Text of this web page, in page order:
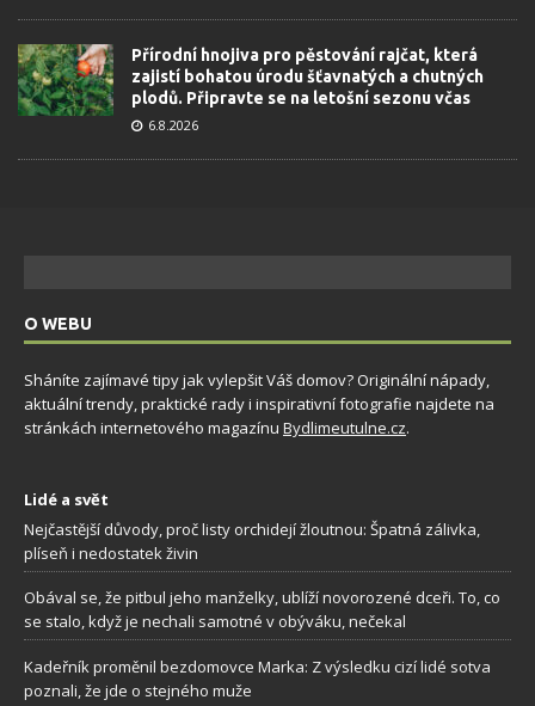
Přírodní hnojiva pro pěstování rajčat, která
zajistí bohatou úrodu šťavnatých a chutných
plodů. Připravte se na letošní sezonu včas
6.8.2026
O WEBU
Sháníte zajímavé tipy jak vylepšit Váš domov? Originální nápady,
aktuální trendy, praktické rady i inspirativní fotografie najdete na
stránkách internetového magazínu Bydlimeutulne.cz.
Lidé a svět
Nejčastější důvody, proč listy orchidejí žloutnou: Špatná zálivka,
plíseň i nedostatek živin
Obával se, že pitbul jeho manželky, ublíží novorozené dceři. To, co
se stalo, když je nechali samotné v obýváku, nečekal
Kadeřník proměnil bezdomovce Marka: Z výsledku cizí lidé sotva
poznali, že jde o stejného muže